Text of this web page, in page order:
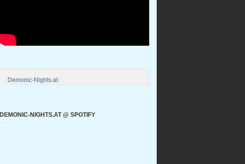
Demonic-Nights.at
DEMONIC-NIGHTS.AT @ SPOTIFY